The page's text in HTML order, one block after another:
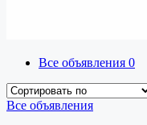
Все объявления 0
Все объявления